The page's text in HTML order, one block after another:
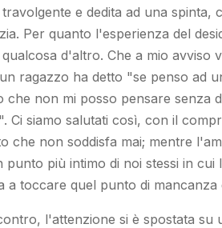
e dedita ad una spinta,
Per quanto l'esperienza del
d'altro. Che a mio avviso
ragazzo ha detto "se penso ad
che non mi posso pensare senza
". Ci siamo salutati così, con il
che non soddisfa mai; mentre
punto più intimo di noi stessi in
a toccare quel punto di
l'attenzione si è spostata su